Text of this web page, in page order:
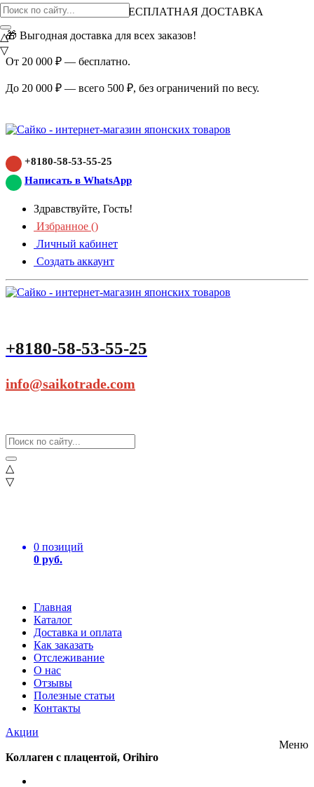
ВНИМАНИЕ АКЦИЯ!
БЕСПЛАТНАЯ ДОСТАВКА
🎁 Выгодная доставка для всех заказов!
От 20 000 ₽ — бесплатно.
До 20 000 ₽ — всего 500 ₽, без ограничений по весу.
+8180-58-53-55-25
Написать в WhatsApp
Здравствуйте, Гость!
Избранное ()
Личный кабинет
Создать аккаунт
+8180-58-53-55-25
info@saikotrade.com
△
▽
0 позиций
0 руб.
Главная
Каталог
Доставка и оплата
Как заказать
Отслеживание
О нас
Отзывы
Полезные статьи
Контакты
Акции
△
▽
Меню
Коллаген с плацентой, Orihiro